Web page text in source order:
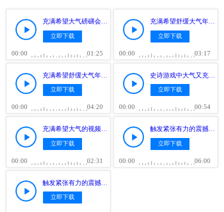
充满希望大气磅礴会议颁奖背景音乐
立即下载
00:00 01:25
充满希望舒缓大气年会背景音乐
立即下载
00:00 03:17
充满希望舒缓大气年会背景音乐
立即下载
00:00 04:20
史诗游戏中大气又充满希望的配乐
立即下载
00:00 00:54
充满希望大气的视频背景配乐
立即下载
00:00 02:31
触发紧张有力的震撼配乐
立即下载
00:00 06:00
触发紧张有力的震撼配乐
立即下载